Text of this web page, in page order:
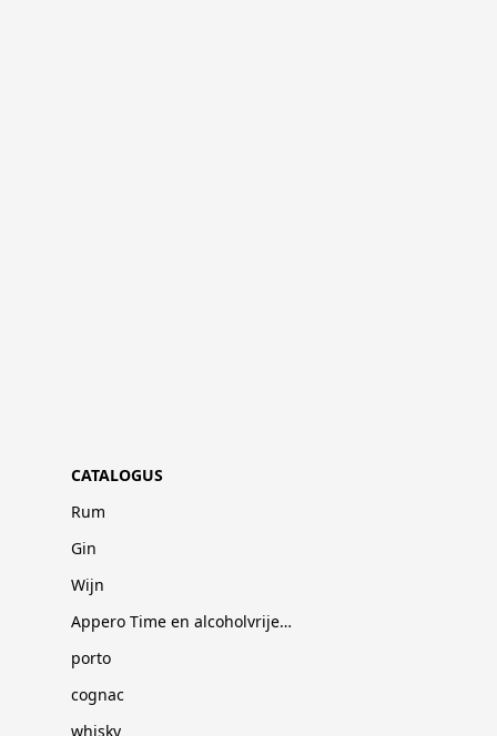
CATALOGUS
Rum
Gin
Wijn
Appero Time en alcoholvrije dranken
porto
cognac
whisky